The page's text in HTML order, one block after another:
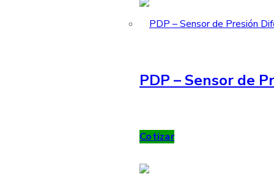
PDP – Sensor de
Cotizar